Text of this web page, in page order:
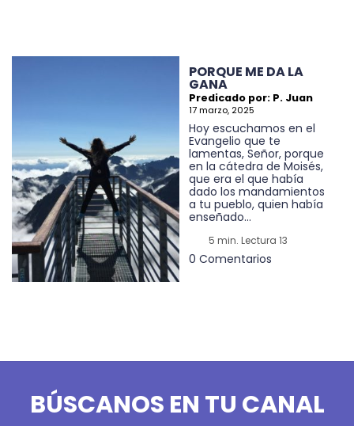
PORQUE ME DA LA
GANA
Predicado por: P. Juan
17 marzo, 2025
Hoy escuchamos en el
Evangelio que te
lamentas, Señor, porque
en la cátedra de Moisés,
que era el que había
dado los mandamientos
a tu pueblo, quien había
enseñado...
5 min. Lectura 13
0 Comentarios
BÚSCANOS EN TU CANAL